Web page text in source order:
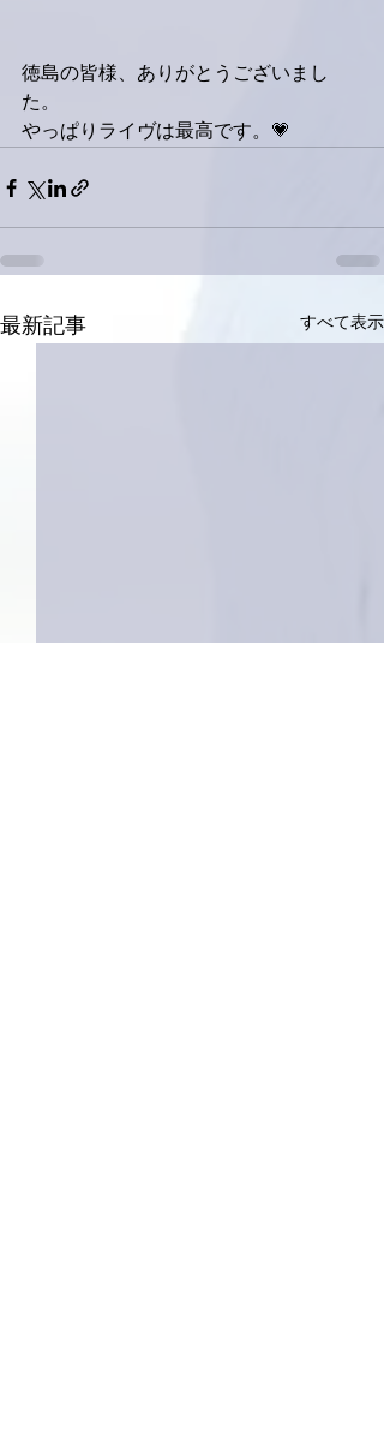
徳島の皆様、ありがとうございまし
た。
やっぱりライヴは最高です。💗
最新記事 すべて表示